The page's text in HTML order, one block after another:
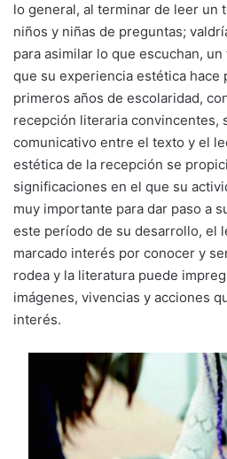
lo general, al terminar de leer un
niños y niñas de preguntas;
para asimilar lo que escuchan,
que su experiencia estética hace
primeros años de escolaridad,
recepción literaria convincentes,
comunicativo entre el texto y el
estética de la recepción se
significaciones en el que su
muy importante para dar paso a
este período de su desarrollo, el
marcado interés por conocer y
rodea y la literatura puede
imágenes, vivencias y acciones
interés.